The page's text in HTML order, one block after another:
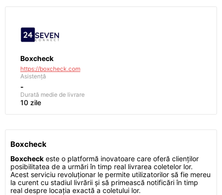
Boxcheck
https://boxcheck.com
Asistență
-
Durată medie de livrare
10 zile
Boxcheck
Boxcheck este o platformă inovatoare care oferă clienților
posibilitatea de a urmări în timp real livrarea coletelor lor.
Acest serviciu revoluționar le permite utilizatorilor să fie mereu
la curent cu stadiul livrării și să primească notificări în timp
real despre locația exactă a coletului lor.